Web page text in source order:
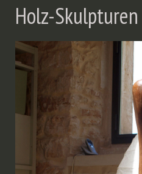
Holz-Skulpturen